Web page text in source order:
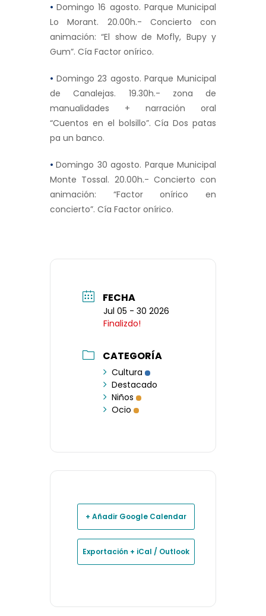
•Domingo 16 agosto. Parque Municipal
Lo Morant. 20.00h.- Concierto con
animación: “El show de Mofly, Bupy y
Gum”. Cía Factor onírico.
• Domingo 23 agosto. Parque Municipal
de Canalejas. 19.30h.- zona de
manualidades + narración oral
“Cuentos en el bolsillo”. Cía Dos patas
pa un banco.
•Domingo 30 agosto. Parque Municipal
Monte Tossal. 20.00h.- Concierto con
animación: “Factor onírico en
concierto”. Cía Factor onírico.
FECHA
Jul 05 - 30 2026
Finalizdo!
CATEGORÍA
Cultura
Destacado
Niños
Ocio
+ Añadir Google Calendar
Exportación + iCal / Outlook